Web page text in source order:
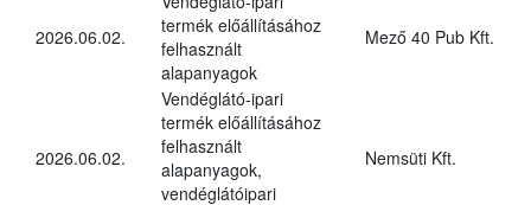
2026.06.02.
termék előállításához
felhasznált
alapanyagok
Mező 40 Pub Kft.
2026.06.02.
Vendéglátó-ipari
termék előállításához
felhasznált
alapanyagok,
vendéglátóipari
Nemsüti Kft.